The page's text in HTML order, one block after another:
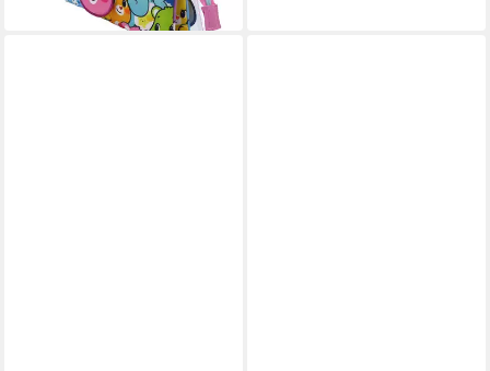
in 5-6 Werktagen bei dir